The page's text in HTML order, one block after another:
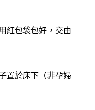
紅包袋包好，交由
置於床下（非孕婦